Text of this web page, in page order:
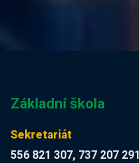
Základní škola
Sekretariát
556 821 307, 737 207 291